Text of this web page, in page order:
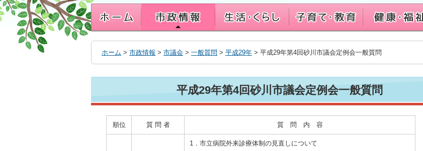
ホーム > 市政情報 > 市議会 > 一般質問 > 平成29年 > 平成29年第4回砂川市議会定例会一般質問
平成29年第4回砂川市議会定例会一般質問
順位 質 問 者 質 問 内 容
1．市立病院外来診療体制の見直しについて